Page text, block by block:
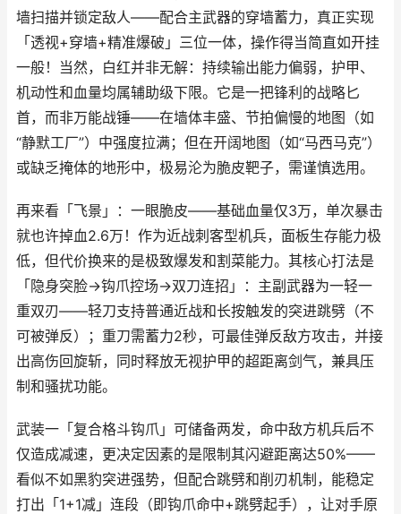
墙扫描并锁定敌人——配合主武器的穿墙蓄力，真正实现
「透视+穿墙+精准爆破」三位一体，操作得当简直如开挂
一般！当然，白红并非无解：持续输出能力偏弱，护甲、
机动性和血量均属辅助级下限。它是一把锋利的战略匕
首，而非万能战锤——在墙体丰盛、节拍偏慢的地图（如
“静默工厂”）中强度拉满；但在开阔地图（如“马西马克”）
或缺乏掩体的地形中，极易沦为脆皮靶子，需谨慎选用。
再来看「飞景」：一眼脆皮——基础血量仅3万，单次暴击
就也许掉血2.6万！作为近战刺客型机兵，面板生存能力极
低，但代价换来的是极致爆发和割菜能力。其核心打法是
「隐身突脸→钩爪控场→双刀连招」：主副武器为一轻一
重双刃——轻刀支持普通近战和长按触发的突进跳劈（不
可被弹反）；重刀需蓄力2秒，可最佳弹反敌方攻击，并接
出高伤回旋斩，同时释放无视护甲的超距离剑气，兼具压
制和骚扰功能。
武装一「复合格斗钩爪」可储备两发，命中敌方机兵后不
仅造成减速，更决定因素的是限制其闪避距离达50%——
看似不如黑豹突进强势，但配合跳劈和削刃机制，能稳定
打出「1+1减」连段（即钩爪命中+跳劈起手），让对手原